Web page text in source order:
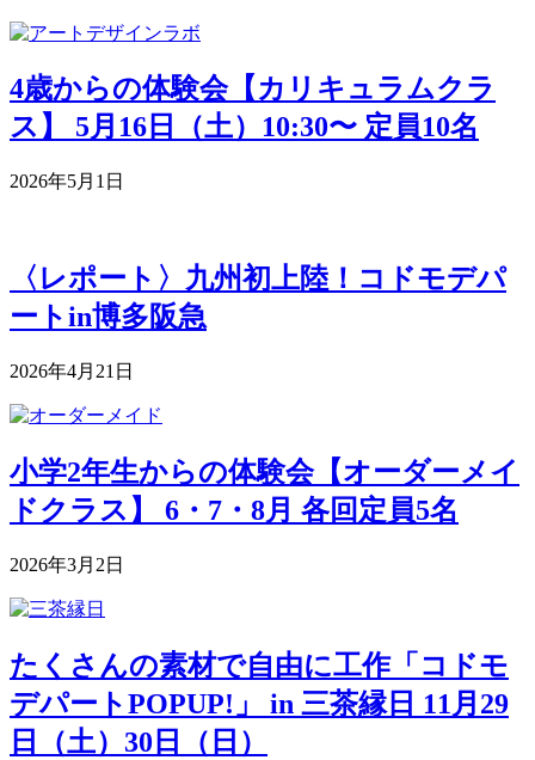
4歳からの体験会【カリキュラムクラ
ス】 5月16日（土）10:30〜 定員10名
2026年5月1日
〈レポート〉九州初上陸！コドモデパ
ートin博多阪急
2026年4月21日
小学2年生からの体験会【オーダーメイ
ドクラス】 6・7・8月 各回定員5名
2026年3月2日
たくさんの素材で自由に工作「コドモ
デパートPOPUP!」 in 三茶縁日 11月29
日（土）30日（日）